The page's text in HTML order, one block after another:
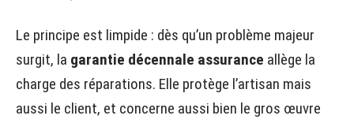
Le principe est limpide : dès qu’un problème majeur
surgit, la garantie décennale assurance allège la
charge des réparations. Elle protège l’artisan mais
aussi le client, et concerne aussi bien le gros œuvre